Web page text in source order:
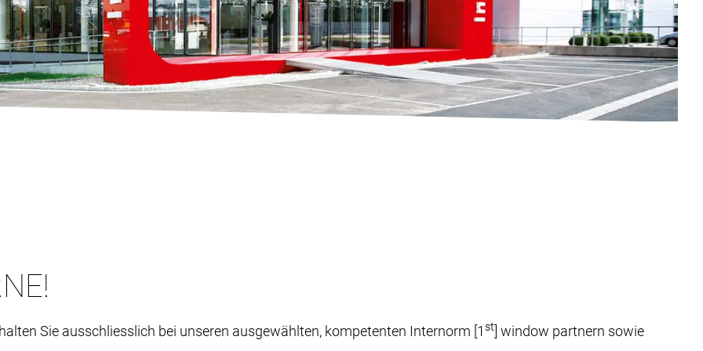
Sie ausschliesslich bei unseren ausgewählten, kompetenten Internorm [1st ] window partnern sowie